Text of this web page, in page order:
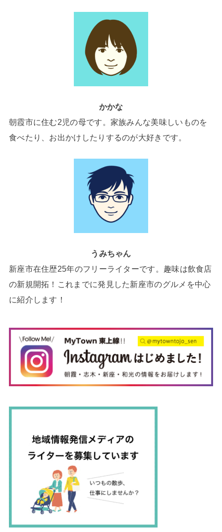
かかな
朝霞市に住む2児の母です。家族みんな美味しいものを
食べたり、お出かけしたりするのが大好きです。
うみちゃん
新座市在住歴25年のフリーライターです。趣味は飲食店
の新規開拓！これまでに発見した新座市のグルメを中心
に紹介します！